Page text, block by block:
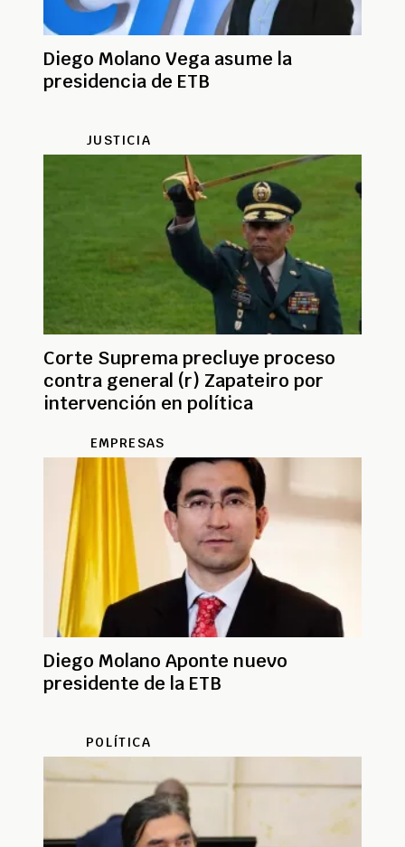
Diego Molano Vega asume la
presidencia de ETB
JUSTICIA
Corte Suprema precluye proceso
contra general (r) Zapateiro por
intervención en política
EMPRESAS
Diego Molano Aponte nuevo
presidente de la ETB
POLÍTICA